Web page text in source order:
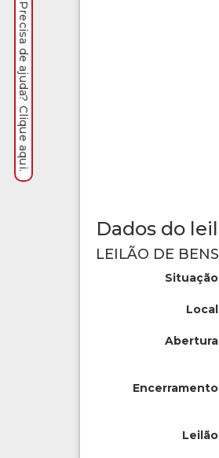
Dados do
LEILÃO DE
Precisa de ajuda? Clique aqui.